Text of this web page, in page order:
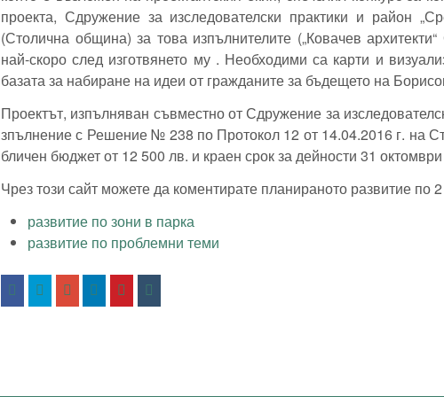
проекта, Сдружение за изследователски практики и район
(Столична община) за това изпълнителите („Ковачев
най-скоро след изготвянето му . Необходими са карти и
базата за набиране на идеи от гражданите за бъдещето на
Проектът, изпълняван съвместно от Сдружение за
зпълнение с Решение № 238 по Протокол 12 от 14.04.2016 г. на
бличен бюджет от 12 500 лв. и краен срок за дейности 31
Чрез този сайт можете да коментирате планираното развитие по
развитие по зони в парка
развитие по проблемни теми